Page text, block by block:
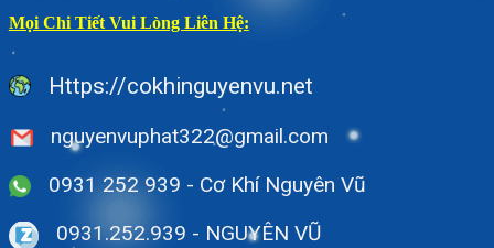
Mọi Chi Tiết Vui Lòng Liên Hệ:
Https://cokhinguyenvu.net
nguyenvuphat322@gmail.com
0931 252 939 - Cơ Khí Nguyên Vũ
0931.252.939 - NGUYÊN VŨ